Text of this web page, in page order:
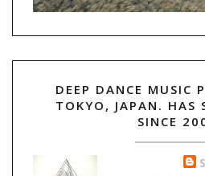
DEEP DANCE MUSIC
TOKYO, JAPAN. HAS
SINCE